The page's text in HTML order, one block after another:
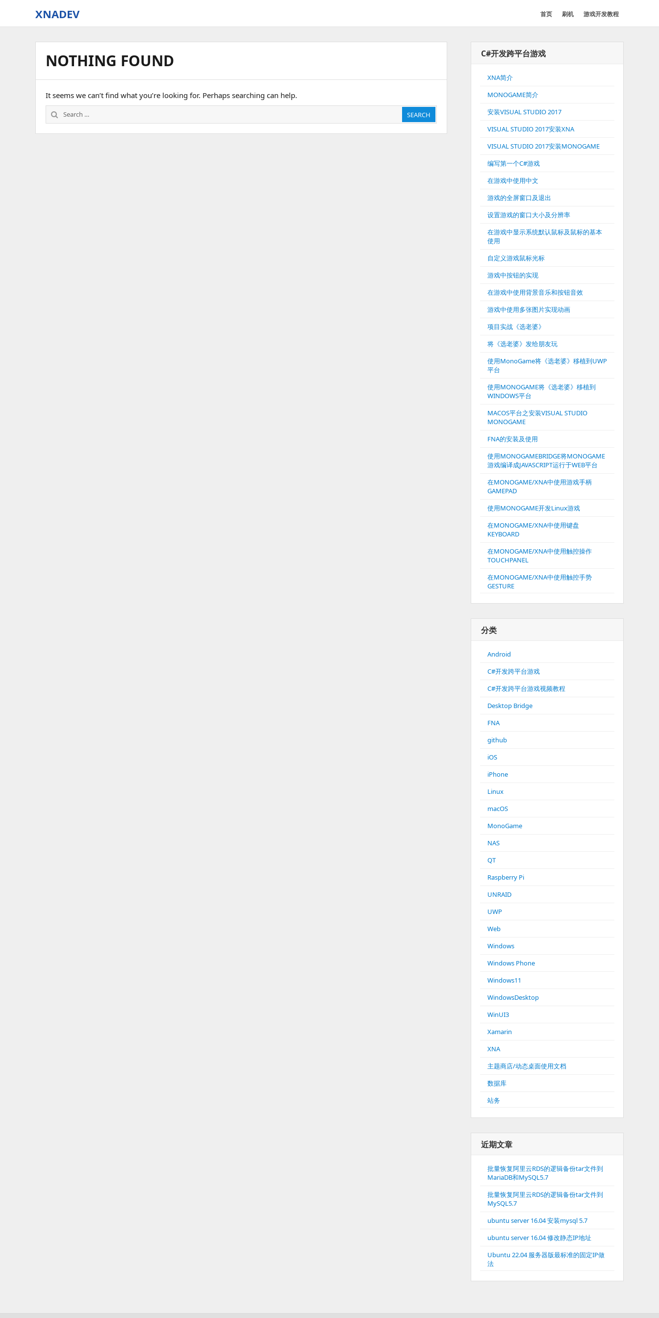
XNADEV 首页 刷机 游戏开发教程
NOTHING FOUND
It seems we can’t find what you’re looking for. Perhaps searching can help.
Search
for:
SEARCH
C#开发跨平台游戏
XNA简介
MONOGAME简介
安装VISUAL STUDIO 2017
VISUAL STUDIO 2017安装XNA
VISUAL STUDIO 2017安装MONOGAME
编写第一个C#游戏
在游戏中使用中文
游戏的全屏窗口及退出
设置游戏的窗口大小及分辨率
在游戏中显示系统默认鼠标及鼠标的基本
使用
自定义游戏鼠标光标
游戏中按钮的实现
在游戏中使用背景音乐和按钮音效
游戏中使用多张图片实现动画
项目实战《选老婆》
将《选老婆》发给朋友玩
使用MonoGame将《选老婆》移植到UWP
平台
使用MONOGAME将《选老婆》移植到
WINDOWS平台
MACOS平台之安装VISUAL STUDIO
MONOGAME
FNA的安装及使用
使用MONOGAMEBRIDGE将MONOGAME
游戏编译成JAVASCRIPT运行于WEB平台
在MONOGAME/XNA中使用游戏手柄
GAMEPAD
使用MONOGAME开发Linux游戏
在MONOGAME/XNA中使用键盘
KEYBOARD
在MONOGAME/XNA中使用触控操作
TOUCHPANEL
在MONOGAME/XNA中使用触控手势
GESTURE
分类
Android
C#开发跨平台游戏
C#开发跨平台游戏视频教程
Desktop Bridge
FNA
github
iOS
iPhone
Linux
macOS
MonoGame
NAS
QT
Raspberry Pi
UNRAID
UWP
Web
Windows
Windows Phone
Windows11
WindowsDesktop
WinUI3
Xamarin
XNA
主题商店/动态桌面使用文档
数据库
站务
近期文章
批量恢复阿里云RDS的逻辑备份tar文件到
MariaDB和MySQL5.7
批量恢复阿里云RDS的逻辑备份tar文件到
MySQL5.7
ubuntu server 16.04 安装mysql 5.7
ubuntu server 16.04 修改静态IP地址
Ubuntu 22.04 服务器版最标准的固定IP做
法